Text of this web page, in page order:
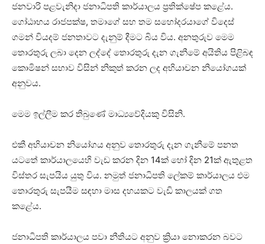
ජනවාරි පළවැනිදා ජනාධිපති කාර්යාලය ප්‍රතික්ෂේප කළේය.
ගෝඨාභය රාජපක්ෂ, තමාගේ සහ තම සහෝදරයාගේ විදෙස්
ගමන් වියදම් ජනතාවට දැනුම් දීමට බිය විය. අනතුරුව මෙම
තොරතුරු ලබා දෙන ලද්දේ තොරතුරු දැන ගැනීමේ අයිතිය පිළිබඳ
කොමිෂන් සභාව විසින් නිකුත් කරන ලද අභියාචන නියෝගයක්
අනුවය.
මෙම ඉල්ලීම කර තිබුණේ මාධ්‍යවේදියකු විසිනි.
එකී අභියාචන නියෝගය අනුව තොරතුරු දැන ගැනීමේ පනත
යටතේ කාර්යාලයෙහි වැඩ කරන දින 14ක් හෝ දින 21ක් ඇතුළත
විස්තර සැපයිය යුතු විය. නමුත් ජනාධිපති ලේකම් කාර්යාලය එම
තොරතුරු සැපයීම සඳහා මාස දහයකට වැඩි කාලයක් ගත
කළේය.
ජනාධිපති කාර්යාලය පවා නීතියට අනුව ක්‍රියා නොකරන බවට